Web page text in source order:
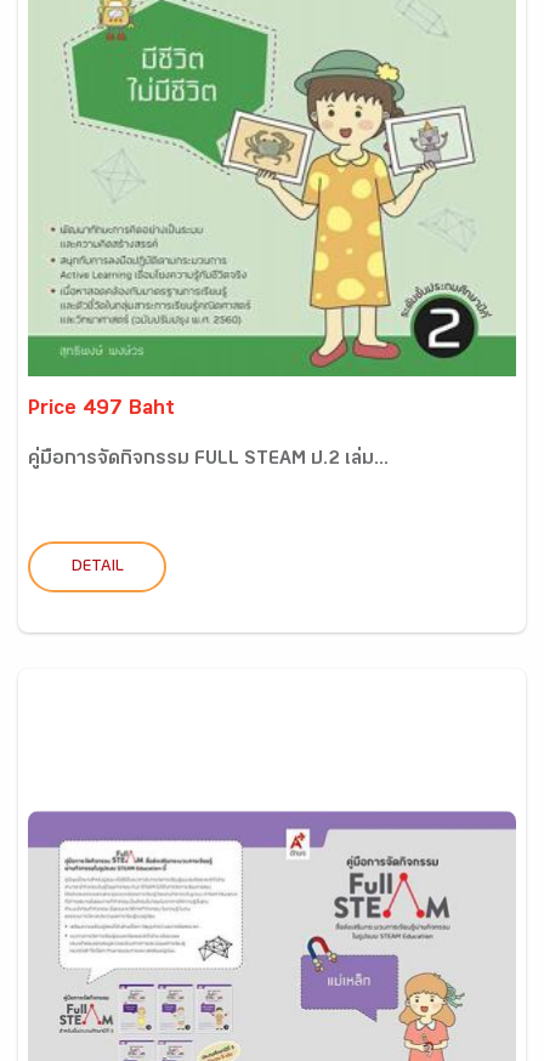
Price 497 Baht
คู่มือการจัดกิจกรรม FULL STEAM ป.2 เล่ม...
DETAIL